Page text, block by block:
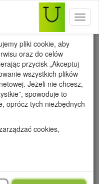
METAMORFOZY
pliki cookie, aby
oraz do celów
przycisk „Akceptuj
wszystkich plików
Jeżeli nie chcesz,
spowoduje to
oprócz tych niezbędnych
cookies,